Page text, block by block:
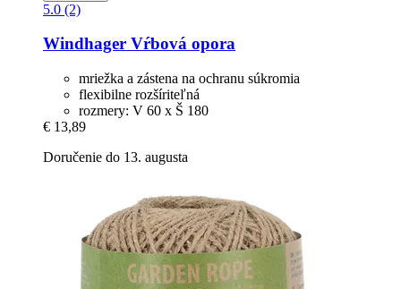
5.0 (2)
Windhager Vŕbová opora
mriežka a zástena na ochranu súkromia
flexibilne rozšíriteľná
rozmery: V 60 x Š 180
€ 13,89
Doručenie do 13. augusta